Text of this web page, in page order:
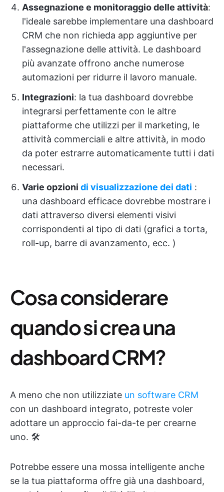
Assegnazione e monitoraggio delle attività:
l'ideale sarebbe implementare una dashboard
CRM che non richieda app aggiuntive per
l'assegnazione delle attività. Le dashboard
più avanzate offrono anche numerose
automazioni per ridurre il lavoro manuale.
Integrazioni: la tua dashboard dovrebbe
integrarsi perfettamente con le altre
piattaforme che utilizzi per il marketing, le
attività commerciali e altre attività, in modo
da poter estrarre automaticamente tutti i dati
necessari.
Varie opzioni di visualizzazione dei dati :
una dashboard efficace dovrebbe mostrare i
dati attraverso diversi elementi visivi
corrispondenti al tipo di dati (grafici a torta,
roll-up, barre di avanzamento, ecc. )
Cosa considerare
quando si crea una
dashboard CRM?
A meno che non utilizziate un software CRM
con un dashboard integrato, potreste voler
adottare un approccio fai-da-te per crearne
uno. 🛠️
Potrebbe essere una mossa intelligente anche
se la tua piattaforma offre già una dashboard,